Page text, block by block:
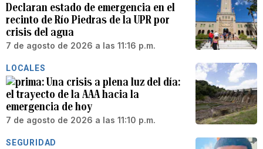
Declaran estado de emergencia en el
recinto de Río Piedras de la UPR por
crisis del agua
7 de agosto de 2026 a las 11:16 p.m.
LOCALES
Una crisis a plena luz del día:
el trayecto de la AAA hacia la
emergencia de hoy
7 de agosto de 2026 a las 11:10 p.m.
SEGURIDAD